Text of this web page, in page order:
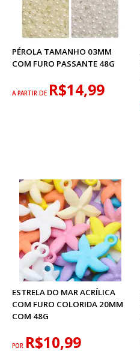
PÉROLA TAMANHO 03MM
COM FURO PASSANTE 48G
A PARTIR DE R$14,99
ESTRELA DO MAR ACRÍLICA
COM FURO COLORIDA 20MM
COM 48G
POR R$10,99